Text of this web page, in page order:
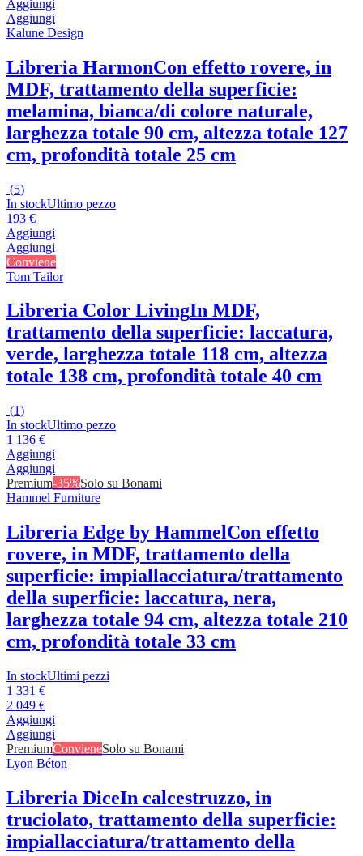
Aggiungi
Aggiungi
Kalune Design
Libreria HarmonCon effetto rovere, in
MDF, trattamento della superficie:
melamina, bianca/di colore naturale,
larghezza totale 90 cm, altezza totale 127
cm, profondità totale 25 cm
(5)
In stockUltimo pezzo
193 €
Aggiungi
Aggiungi
Conviene
Tom Tailor
Libreria Color LivingIn MDF,
trattamento della superficie: laccatura,
verde, larghezza totale 118 cm, altezza
totale 138 cm, profondità totale 40 cm
(1)
In stockUltimo pezzo
1 136 €
Aggiungi
Aggiungi
Premium-35%Solo su Bonami
Hammel Furniture
Libreria Edge by HammelCon effetto
rovere, in MDF, trattamento della
superficie: impiallacciatura/trattamento
della superficie: laccatura, nera,
larghezza totale 94 cm, altezza totale 210
cm, profondità totale 33 cm
In stockUltimi pezzi
1 331 €
2 049 €
Aggiungi
Aggiungi
PremiumConvieneSolo su Bonami
Lyon Béton
Libreria DiceIn calcestruzzo, in
truciolato, trattamento della superficie:
impiallacciatura/trattamento della